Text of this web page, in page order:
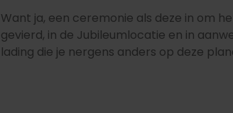
Want ja, een ceremonie als deze in om
gevierd, in de Jubileumlocatie en in
lading die je nergens anders op deze